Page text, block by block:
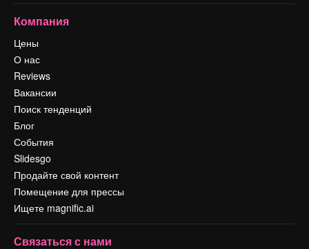
Компания
Цены
О нас
Reviews
Вакансии
Поиск тенденций
Блог
События
Slidesgo
Продайте свой контент
Помещение для прессы
Ищете magnific.ai
Связаться с нами